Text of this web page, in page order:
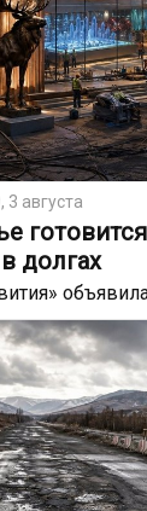
3 августа
долгах